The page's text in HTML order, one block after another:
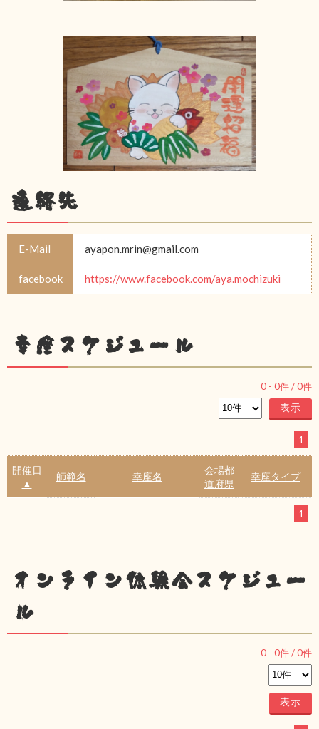
連絡先
E-Mail ayapon.mrin@gmail.com
facebook https://www.facebook.com/aya.mochizuki
幸座スケジュール
0 - 0件 /0件
1
開催日
▲
師範名 幸座名
会場都
道府県
幸座タイプ
1
オンライン体験会スケジュー
ル
0 - 0件 /0件